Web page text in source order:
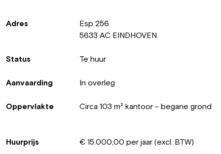
Adres
Esp 256
5633 AC EINDHOVEN
Status Te huur
Aanvaarding In overleg
Oppervlakte Circa 103 m² kantoor - begane grond
Huurprijs € 15.000,00 per jaar (excl. BTW)